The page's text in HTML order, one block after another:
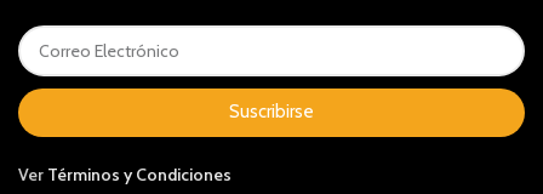
Suscribirse
Ver Términos y Condiciones